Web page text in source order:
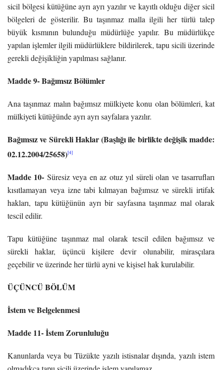
sicil bölgesi kütüğüne ayrı ayrı yazılır ve kayıtlı olduğu diğer sicil
bölgeleri de gösterilir. Bu taşınmaz malla ilgili her türlü talep
büyük kısmının bulunduğu müdürlüğe yapılır. Bu müdürlükçe
yapılan işlemler ilgili müdürlüklere bildirilerek, tapu sicili üzerinde
gerekli değişikliğin yapılması sağlanır.
Madde 9- Bağımsız Bölümler
Ana taşınmaz malın bağımsız mülkiyete konu olan bölümleri, kat
mülkiyeti kütüğünde ayrı ayrı sayfalara yazılır.
Bağımsız ve Sürekli Haklar (Başlığı ile birlikte değişik madde:
02.12.2004/25658)[4]
Madde 10- Süresiz veya en az otuz yıl süreli olan ve tasarrufları
kısıtlamayan veya izne tabi kılmayan bağımsız ve sürekli irtifak
hakları, tapu kütüğünün ayrı bir sayfasına taşınmaz mal olarak
tescil edilir.
Tapu kütüğüne taşınmaz mal olarak tescil edilen bağımsız ve
sürekli haklar, üçüncü kişilere devir olunabilir, mirasçılara
geçebilir ve üzerinde her türlü ayni ve kişisel hak kurulabilir.
ÜÇÜNCÜ BÖLÜM
İstem ve Belgelenmesi
Madde 11- İstem Zorunluluğu
Kanunlarda veya bu Tüzükte yazılı istisnalar dışında, yazılı istem